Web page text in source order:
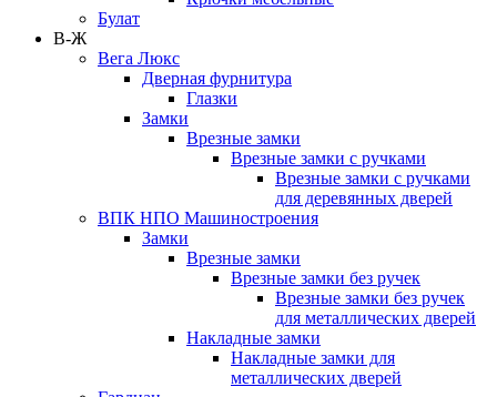
Булат
В-Ж
Вега Люкс
Дверная фурнитура
Глазки
Замки
Врезные замки
Врезные замки с ручками
Врезные замки с ручками
для деревянных дверей
ВПК НПО Машиностроения
Замки
Врезные замки
Врезные замки без ручек
Врезные замки без ручек
для металлических дверей
Накладные замки
Накладные замки для
металлических дверей